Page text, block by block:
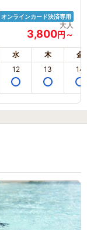
オンラインカード決済専用
大人
3,800円～
水 木 金
12 13 14